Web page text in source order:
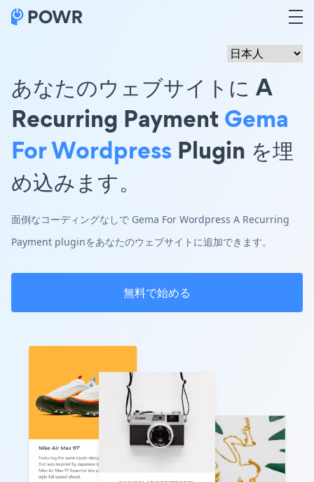
あなたのウェブサイトに A
Recurring PaymentGema
For Wordpress Plugin を埋
め込みます。
面倒なコーディングなしで Gema For Wordpress A Recurring
Payment pluginをあなたのウェブサイトに追加できます。
無料で始める